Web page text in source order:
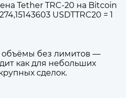
Tether TRC-20 на Bitcoin
USDTTRC20 = 1
без лимитов —
как для небольших
сделок.